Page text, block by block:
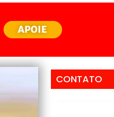
APOIE
CONTATO